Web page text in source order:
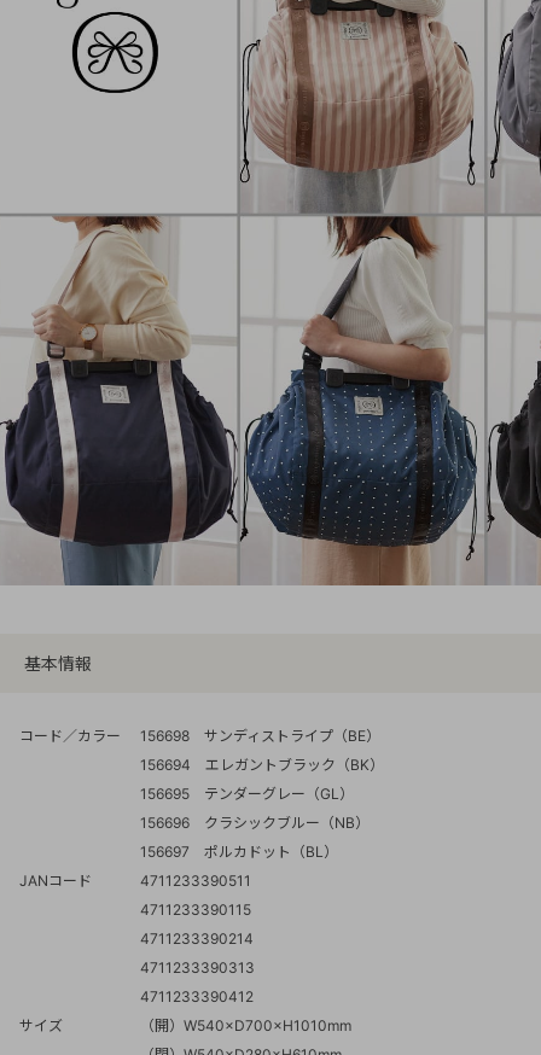
基本情報
コード／カラー
156698 サンディストライプ（BE）
156694 エレガントブラック（BK）
156695 テンダーグレー（GL）
156696 クラシックブルー（NB）
156697 ポルカドット（BL）
JANコード
4711233390511
4711233390115
4711233390214
4711233390313
4711233390412
サイズ
（開）W540×D700×H1010mm